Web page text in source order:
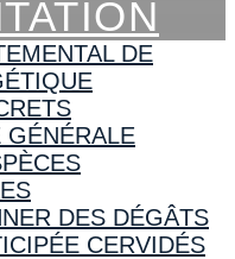
DE
GÉNÉRALE
DES DÉGÂTS
CERVIDÉS